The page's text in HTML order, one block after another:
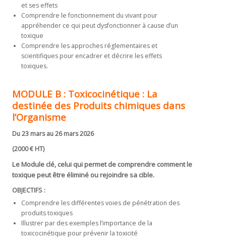
et ses effets
Comprendre le fonctionnement du vivant pour
appréhender ce qui peut dysfonctionner à cause d’un
toxique
Comprendre les approches réglementaires et
scientifiques pour encadrer et décrire les effets
toxiques.
MODULE B : Toxicocinétique: La
destinée des Produits chimiques dans
l’Organisme
Du 23 mars au 26 mars 2026
(2000 € HT)
Le Module clé, celui qui permet de comprendre comment le
toxique peut être éliminé ou rejoindre sa cible.
OBJECTIFS :
Comprendre les différentes voies de pénétration des
produits toxiques
Illustrer par des exemples l’importance de la
toxicocinétique pour prévenir la toxicité